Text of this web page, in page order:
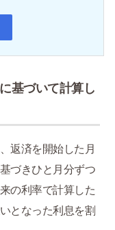
基づいて計算し
返済を開始した月
づきひと月分ずつ
の利率で計算した
となった利息を割